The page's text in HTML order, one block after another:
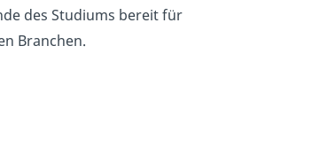
des Studiums bereit für
Branchen.